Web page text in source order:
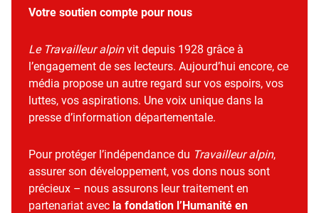
Votre soutien compte pour nous
Le Travailleur alpinvit depuis 1928 grâce à
l’engagement de ses lecteurs. Aujourd’hui encore, ce
média propose un autre regard sur vos espoirs, vos
luttes, vos aspirations. Une voix unique dans la
presse d’information départementale.
Pour protéger l’indépendance du Travailleur alpin,
assurer son développement, vos dons nous sont
précieux – nous assurons leur traitement en
partenariat avec la fondation l’Humanité en